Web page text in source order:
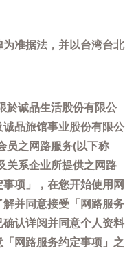
准据法，并以台湾台北
於诚品生活股份有限公
品旅馆事业股份有限公
员之网路服务(以下称
关系企业所提供之网路
项」，在您开始使用网
并同意接受「网路服务
认详阅并同意个人资料
网路服务约定事项」之